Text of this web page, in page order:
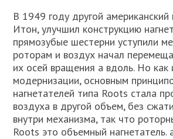
В 1949 году другой американский
Итон, улучшил конструкцию
прямозубые шестерни уступили
роторам и воздух начал
их осей вращения а вдоль. Но как
модернизации, основным
нагнетателей типа Roots стала
воздуха в другой объем, без
внутри механизма, так что
Roots это объемный нагнетатель.